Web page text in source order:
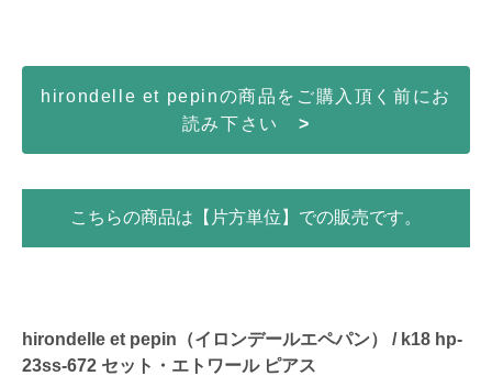
hirondelle et pepinの商品をご購入頂く前にお
読み下さい >
こちらの商品は【片方単位】での販売です。
hirondelle et pepin（イロンデールエペパン） / k18 hp-
23ss-672 セット・エトワール ピアス